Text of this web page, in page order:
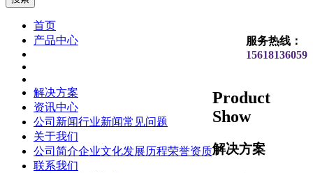
服务热线：
15618136059
首页
产品中心
解决方案
资讯中心
公司新闻行业新闻常见问题
关于我们
公司简介企业文化发展历程荣誉资质
联系我们
Product
Show
解决方案